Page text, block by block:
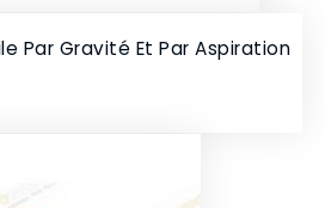
Par Gravité Et Par Aspiration